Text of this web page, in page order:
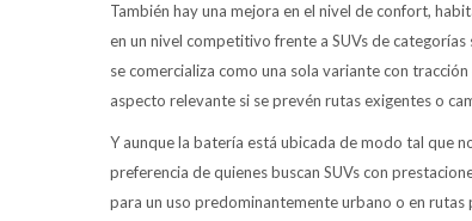
También hay una mejora en el nivel de confort,
en un nivel competitivo frente a SUVs de
se comercializa como una sola variante con
aspecto relevante si se prevén rutas exigentes o
Y aunque la batería está ubicada de modo tal que
preferencia de quienes buscan SUVs con
para un uso predominantemente urbano o en